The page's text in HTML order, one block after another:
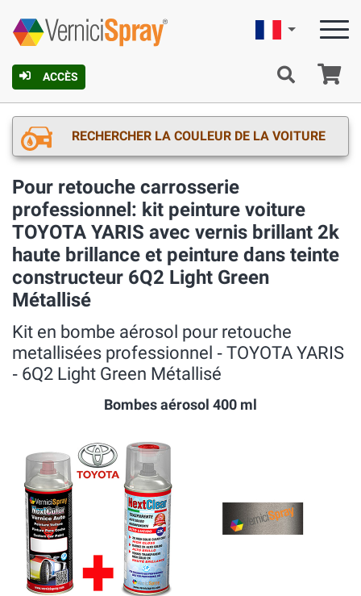
ACCÈS
Française
RECHERCHER LA COULEUR DE LA VOITURE
Pour retouche carrosserie
professionnel: kit peinture voiture
TOYOTA YARIS avec vernis brillant 2k
haute brillance et peinture dans teinte
constructeur 6Q2 Light Green
Métallisé
Kit en bombe aérosol pour retouche
metallisées professionnel ‐ TOYOTA YARIS
‐ 6Q2 Light Green Métallisé
Bombes aérosol 400 ml